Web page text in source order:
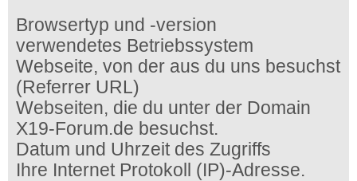
Browsertyp und -version
verwendetes Betriebssystem
Webseite, von der aus du uns besuchst
(Referrer URL)
Webseiten, die du unter der Domain
X19-Forum.de besuchst.
Datum und Uhrzeit des Zugriffs
Ihre Internet Protokoll (IP)-Adresse.